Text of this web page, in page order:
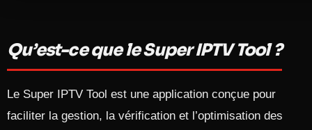
Qu’est-ce que le Super IPTV Tool ?
Le Super IPTV Tool est une application conçue pour
faciliter la gestion, la vérification et l’optimisation des